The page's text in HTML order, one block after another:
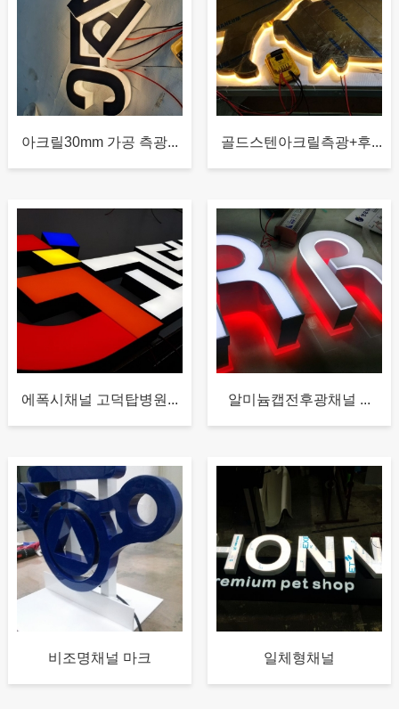
아크릴30mm 가공 측광... 골드스텐아크릴측광+후...
에폭시채널 고덕탑병원... 알미늄캡전후광채널 ...
비조명채널 마크 일체형채널